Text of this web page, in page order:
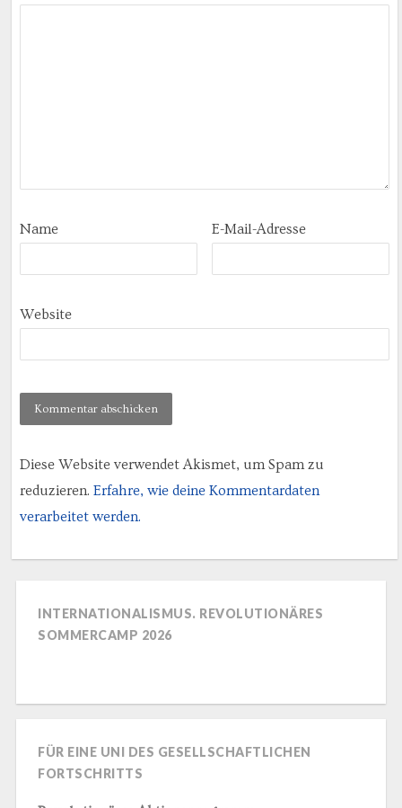
Name E-Mail-Adresse
Website
Diese Website verwendet Akismet, um Spam zu
reduzieren. Erfahre, wie deine Kommentardaten
verarbeitet werden.
INTERNATIONALISMUS. REVOLUTIONÄRES
SOMMERCAMP 2026
FÜR EINE UNI DES GESELLSCHAFTLICHEN
FORTSCHRITTS